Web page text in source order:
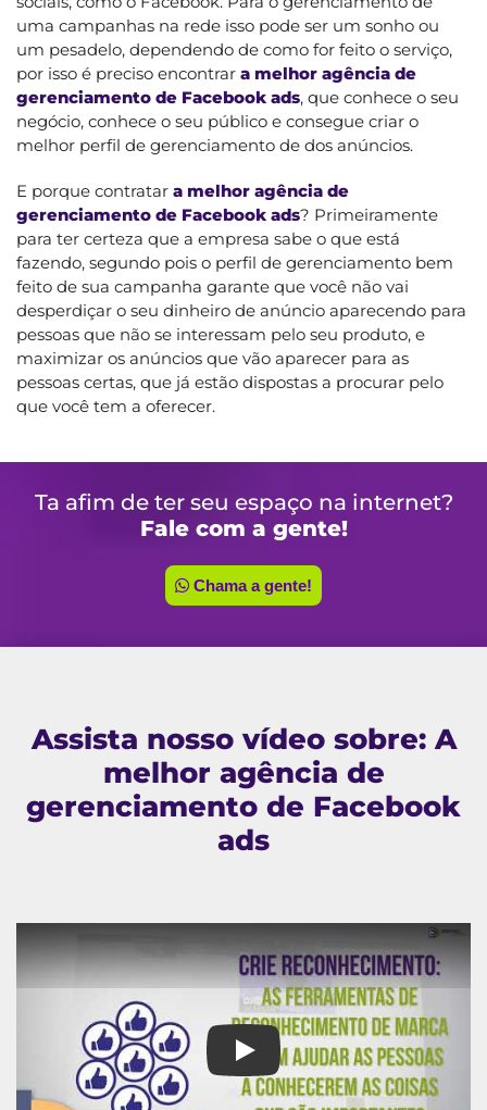
uma campanhas na rede isso pode ser um sonho ou
um pesadelo, dependendo de como for feito o serviço,
por isso é preciso encontrar a melhor agência de
gerenciamento de Facebook ads, que conhece o seu
negócio, conhece o seu público e consegue criar o
melhor perfil de gerenciamento de dos anúncios.
E porque contratar a melhor agência de
gerenciamento de Facebook ads? Primeiramente
para ter certeza que a empresa sabe o que está
fazendo, segundo pois o perfil de gerenciamento bem
feito de sua campanha garante que você não vai
desperdiçar o seu dinheiro de anúncio aparecendo para
pessoas que não se interessam pelo seu produto, e
maximizar os anúncios que vão aparecer para as
pessoas certas, que já estão dispostas a procurar pelo
que você tem a oferecer.
Ta afim de ter seu espaço na internet?
Fale com a gente!
Chama a gente!
Assista nosso vídeo sobre: A
melhor agência de
gerenciamento de Facebook
ads
A melhor agência de